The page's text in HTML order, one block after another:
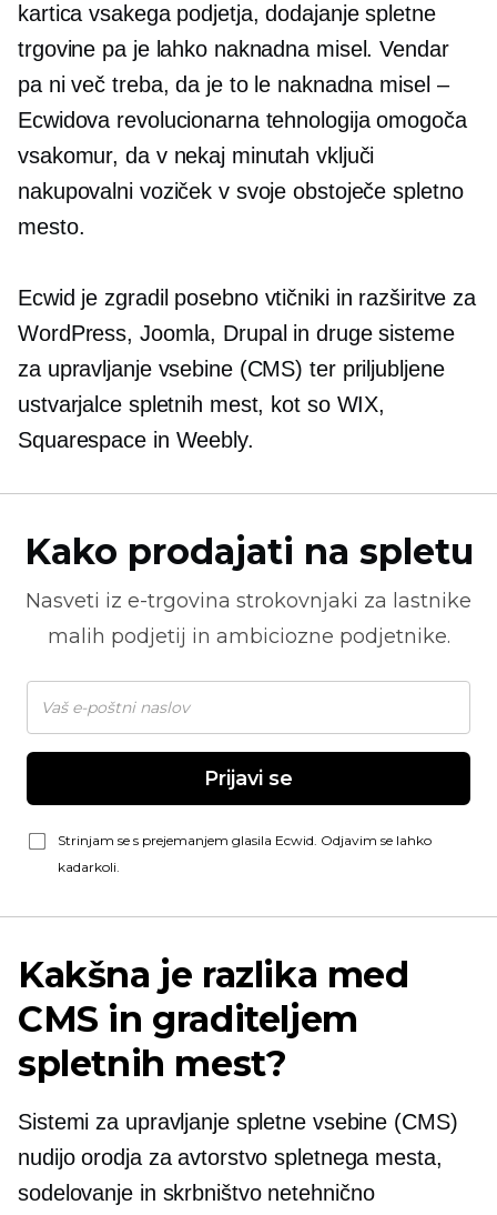
kartica vsakega podjetja, dodajanje spletne
trgovine pa je lahko naknadna misel. Vendar
pa ni več treba, da je to le naknadna misel –
Ecwidova revolucionarna tehnologija omogoča
vsakomur, da v nekaj minutah vključi
nakupovalni voziček v svoje obstoječe spletno
mesto.
Ecwid je zgradil posebno vtičnikiin razširitve za
WordPress, Joomla, Drupal in druge sisteme
za upravljanje vsebine (CMS) ter priljubljene
ustvarjalce spletnih mest, kot so WIX,
Squarespace in Weebly.
Kako prodajati na spletu
Nasveti iz e-trgovina strokovnjaki za lastnike
malih podjetij in ambiciozne podjetnike.
Prijavi se
Strinjam se s prejemanjem glasila Ecwid. Odjavim se lahko
kadarkoli.
Kakšna je razlika med
CMS in graditeljem
spletnih mest?
Sistemi za upravljanje spletne vsebine (CMS)
nudijo orodja za avtorstvo spletnega mesta,
sodelovanje in skrbništvo netehnično